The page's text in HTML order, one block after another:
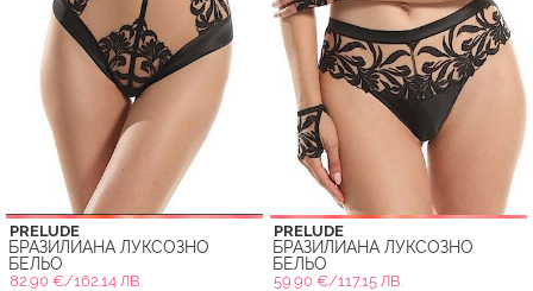
PRELUDE
БРАЗИЛИАНА ЛУКСОЗНО
БЕЛЬО
82.90 €/162.14 ЛВ.
PRELUDE
БРАЗИЛИАНА ЛУКСОЗНО
БЕЛЬО
59.90 €/117.15 ЛВ.